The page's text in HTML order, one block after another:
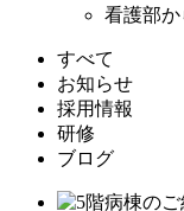
看護部
すべて
お知らせ
採用情報
研修
ブログ